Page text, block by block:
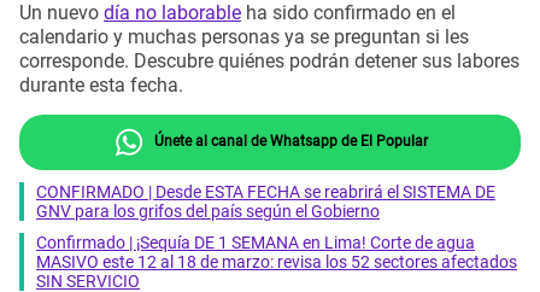
Un nuevo día no laborable ha sido confirmado en el
calendario y muchas personas ya se preguntan si les
corresponde. Descubre quiénes podrán detener sus labores
durante esta fecha.
Únete al canal de Whatsapp de El Popular
CONFIRMADO | Desde ESTA FECHA se reabrirá el SISTEMA DE
GNV para los grifos del país según el Gobierno
Confirmado | ¡Sequía DE 1 SEMANA en Lima! Corte de agua
MASIVO este 12 al 18 de marzo: revisa los 52 sectores afectados
SIN SERVICIO